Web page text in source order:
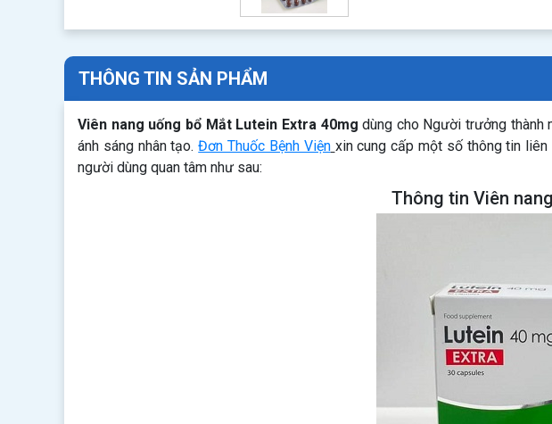
THÔNG TIN SẢN PHẨM
Viên nang uống bổ Mắt Lutein Extra 40mg dùng cho Người trưởng thành
ánh sáng nhân tạo.Đơn Thuốc Bệnh Viện xin cung cấp một số thông tin liên
người dùng quan tâm như sau:
Thông tin Viên